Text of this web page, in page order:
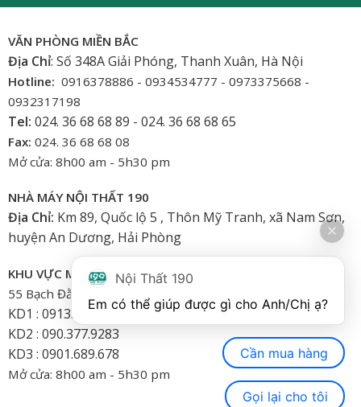
VĂN PHÒNG MIỀN BẮC
Địa Chỉ: Số 348A Giải Phóng, Thanh Xuân, Hà Nội
Hotline: 0916378886 - 0934534777 - 0973375668 -
0932317198
Tel: 024. 36 68 68 89 - 024. 36 68 68 65
Fax: 024. 36 68 68 08
Mở cửa: 8h00 am - 5h30 pm
NHÀ MÁY NỘI THẤT 190
Địa Chỉ: Km 89, Quốc lộ 5 , Thôn Mỹ Tranh, xã Nam Sơn,
huyện An Dương, Hải Phòng
KHU VỰC MIỀN NAM
55 Bạch Đằng, Phường 15, Bình Thạnh-HCM
KD1 : 0913.922.926
KD2 : 090.377.9283
KD3 : 0901.689.678
Mở cửa: 8h00 am - 5h30 pm
Nội Thất 190
Cần mua hàng
Gọi lại cho tôi